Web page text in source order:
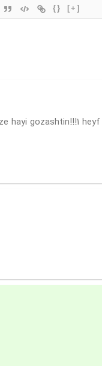
{} [+]
hayi gozashtin!!!1